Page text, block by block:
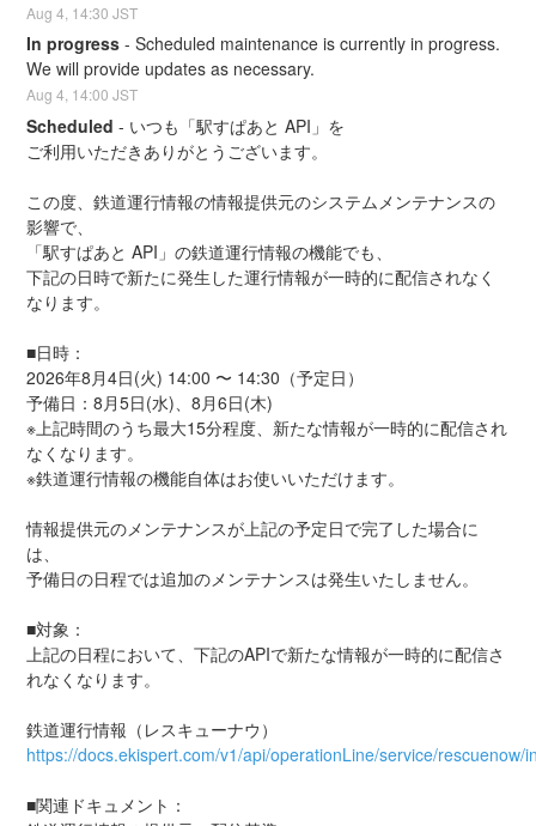
Aug4 14:30 JST
In progress -Scheduled maintenance is currently in progress.
We will provide updates as necessary.
Aug4, 14:00 JST
Scheduled - いつも「駅すぱあと API」を
ご利用いただきありがとうございます。
この度、鉄道運行情報の情報提供元のシステムメンテナンスの
影響で、
「駅すぱあと API」の鉄道運行情報の機能でも、
下記の日時で新たに発生した運行情報が一時的に配信されなく
なります。
■日時：
2026年8月4日(火) 14:00 〜 14:30（予定日）
予備日：8月5日(水)、8月6日(木)
※上記時間のうち最大15分程度、新たな情報が一時的に配信され
なくなります。
※鉄道運行情報の機能自体はお使いいただけます。
情報提供元のメンテナンスが上記の予定日で完了した場合に
は、
予備日の日程では追加のメンテナンスは発生いたしません。
■対象：
上記の日程において、下記のAPIで新たな情報が一時的に配信さ
れなくなります。
鉄道運行情報（レスキューナウ）
https://docs.ekispert.com/v1/api/operationLine/service/rescuenow/
■関連ドキュメント：